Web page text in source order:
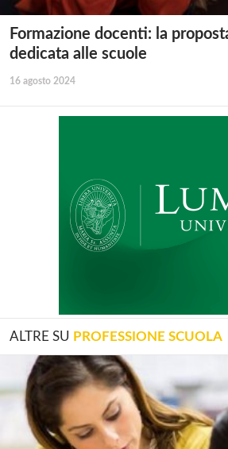
Formazione docenti: la
dedicata alle scuole
16 agosto 2024
ALTRE SU PROFESSIONE SCUOLA